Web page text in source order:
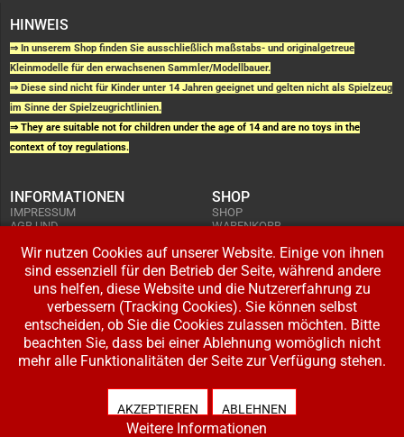
HINWEIS
⇒ In unserem Shop finden Sie ausschließlich maßstabs- und originalgetreue
Kleinmodelle für den erwachsenen Sammler/Modellbauer.
⇒ Diese sind nicht für Kinder unter 14 Jahren geeignet und gelten nicht als Spielzeug
im Sinne der Spielzeugrichtlinien.
⇒ They are suitable not for children under the age of 14 and are no toys in the
context of toy regulations.
INFORMATIONEN
IMPRESSUM
AGB UND
KUNDENINFORMATIONEN
WIDERRUFSRECHT
DATENSCHUTZERKLÄRUNG
ZAHLUNG UND VERSAND
SHOP
SHOP
WARENKORB
ADRESSE BEARBEITEN
IHR KONTO
LOGIN
REGISTRIEREN
Copyright © 2026 Modellbahnladen Klee GbR. Alle Rechte vorbehalten. Design:
Wir nutzen Cookies auf unserer Website. Einige von ihnen
sind essenziell für den Betrieb der Seite, während andere
uns helfen, diese Website und die Nutzererfahrung zu
verbessern (Tracking Cookies). Sie können selbst
entscheiden, ob Sie die Cookies zulassen möchten. Bitte
beachten Sie, dass bei einer Ablehnung womöglich nicht
mehr alle Funktionalitäten der Seite zur Verfügung stehen.
AKZEPTIEREN ABLEHNEN
Weitere Informationen